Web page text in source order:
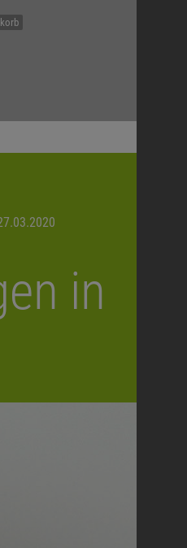
in